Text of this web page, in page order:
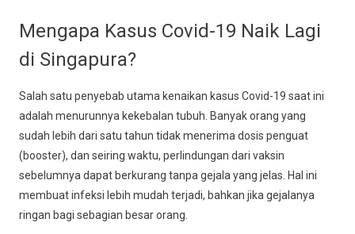
Mengapa Kasus Covid-19 Naik Lagi
di Singapura?
Salah satu penyebab utama kenaikan kasus Covid-19 saat ini
adalah menurunnya kekebalan tubuh. Banyak orang yang
sudah lebih dari satu tahun tidak menerima dosis penguat
(booster), dan seiring waktu, perlindungan dari vaksin
sebelumnya dapat berkurang tanpa gejala yang jelas. Hal ini
membuat infeksi lebih mudah terjadi, bahkan jika gejalanya
ringan bagi sebagian besar orang.